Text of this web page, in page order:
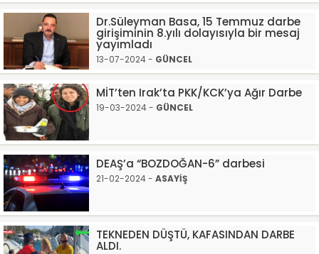
Dr.Süleyman Basa, 15 Temmuz darbe
girişiminin 8.yılı dolayısıyla bir mesaj
yayımladı
13-07-2024 - GÜNCEL
MİT’ten Irak’ta PKK/KCK’ya Ağır Darbe
19-03-2024 - GÜNCEL
DEAŞ’a “BOZDOĞAN-6” darbesi
21-02-2024 - ASAYİŞ
TEKNEDEN DÜŞTÜ, KAFASINDAN DARBE
ALDI.